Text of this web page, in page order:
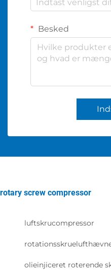
Besked
rotary screw compressor
luftskrucompressor
olieinjiceret roterende